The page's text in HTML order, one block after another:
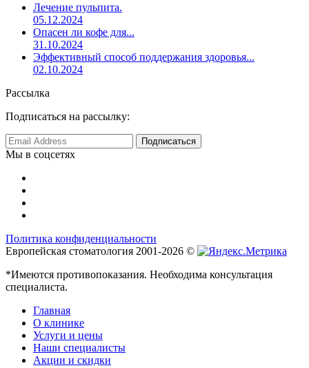
Лечение пульпита.
05.12.2024
Опасен ли кофе для...
31.10.2024
Эффективный способ поддержания здоровья...
02.10.2024
Рассылка
Подписаться на рассылку:
Мы в соцсетях
Политика конфиденциальности
Европейская стоматология 2001-2026 ©
*Имеются противопоказания. Необходима консультация
специалиста.
Главная
О клинике
Услуги и цены
Наши специалисты
Акции и скидки